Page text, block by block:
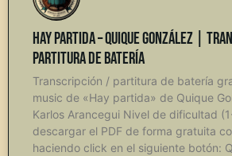
Hay Partida – Quique González |
Partitura de Batería
Transcripción / partitura de batería
music de «Hay partida» de Quique
Karlos Arancegui Nivel de dificultad
descargar el PDF de forma gratuita
haciendo click en el siguiente botón: